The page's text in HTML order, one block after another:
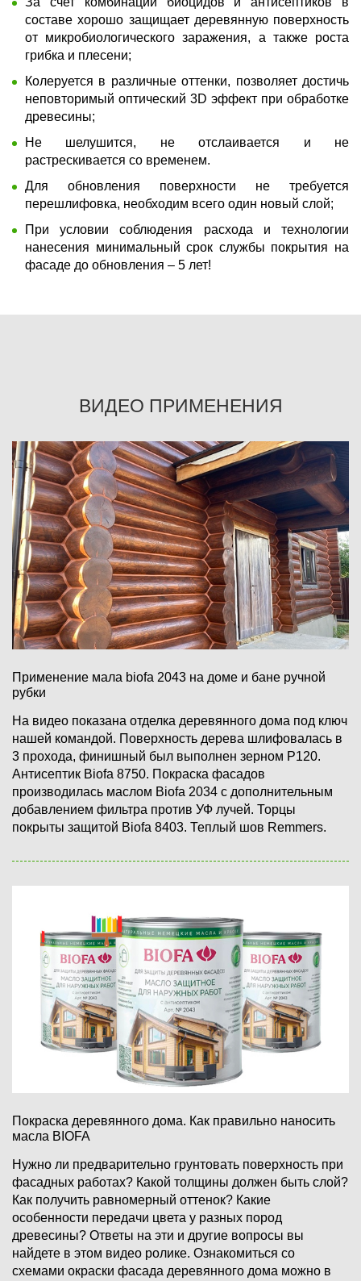
составе хорошо защищает деревянную поверхность
от микробиологического заражения, а также роста
грибка и плесени;
Колеруется в различные оттенки, позволяет достичь
неповторимый оптический 3D эффект при обработке
древесины;
Не шелушится, не отслаивается и не
растрескивается со временем.
Для обновления поверхности не требуется
перешлифовка, необходим всего один новый слой;
При условии соблюдения расхода и технологии
нанесения минимальный срок службы покрытия на
фасаде до обновления – 5 лет!
ВИДЕО ПРИМЕНЕНИЯ
Применение мала biofa 2043 на доме и бане ручной
рубки
На видео показана отделка деревянного дома под ключ
нашей командой. Поверхность дерева шлифовалась в
3 прохода, финишный был выполнен зерном P120.
Антисептик Biofa 8750. Покраска фасадов
производилась маслом Biofa 2034 с дополнительным
добавлением фильтра против УФ лучей. Торцы
покрыты защитой Biofa 8403. Теплый шов Remmers.
Покраска деревянного дома. Как правильно наносить
масла BIOFA
Нужно ли предварительно грунтовать поверхность при
фасадных работах? Какой толщины должен быть слой?
Как получить равномерный оттенок? Какие
особенности передачи цвета у разных пород
древесины? Ответы на эти и другие вопросы вы
найдете в этом видео ролике. Ознакомиться со
схемами окраски фасада деревянного дома можно в